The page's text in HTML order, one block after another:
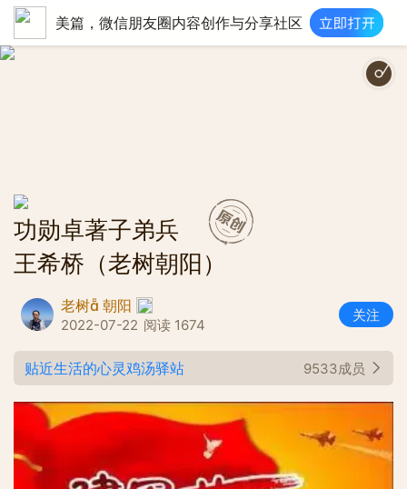
美篇，微信朋友圈内容创作与分享社区
功勋卓著子弟兵
王希桥（老树朝阳）
老树 朝阳
2022-07-22 阅读 1674
关注
贴近生活的心灵鸡汤驿站 9533成员
人民军队忠